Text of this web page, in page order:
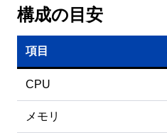
構成の目安
項目
CPU
メモリ